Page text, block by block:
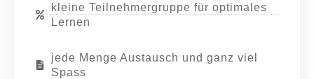
kleine Teilnehmergruppe für optimales
Lernen
jede Menge Austausch und ganz viel
Spass